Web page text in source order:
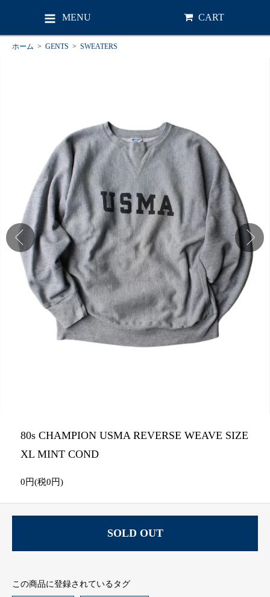
MENU CART
ホーム > GENTS > SWEATERS
80s CHAMPION USMA REVERSE WEAVE SIZE
XL MINT COND
0円(税0円)
SOLD OUT
この商品に登録されているタグ